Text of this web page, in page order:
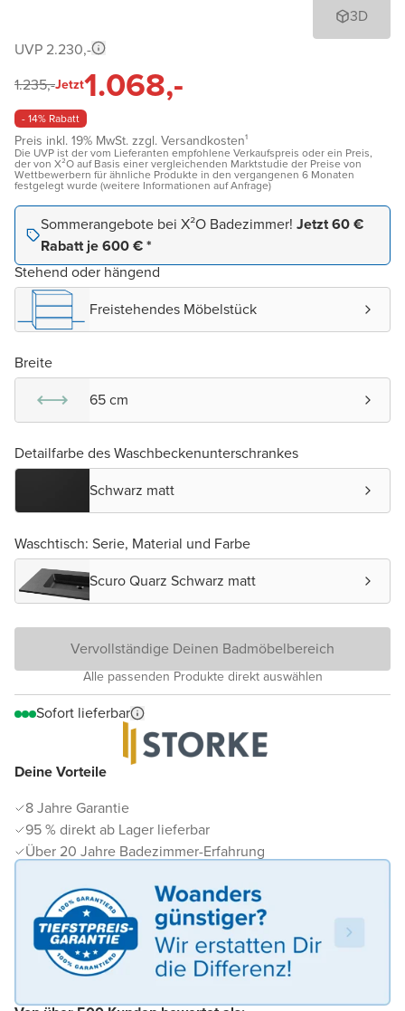
3D
Deine Vorteile
8 Jahre Garantie
95 % direkt ab Lager lieferbar
Über 20 Jahre Badezimmer-Erfahrung
UVP 2.230,-
1.235,-Jetzt1.068,-
- 14% Rabatt
Preis inkl. 19% MwSt. zzgl. Versandkosten¹
Die UVP ist der vom Lieferanten empfohlene Verkaufspreis oder ein Preis,
der von X²O auf Basis einer vergleichenden Marktstudie der Preise von
Wettbewerbern für ähnliche Produkte in den vergangenen 6 Monaten
festgelegt wurde (weitere Informationen auf Anfrage)
Sommerangebote bei X²O Badezimmer! Jetzt 60 €
Rabatt je 600 € *
Stehend oder hängend
Freistehendes Möbelstück
Breite
65 cm
Detailfarbe des Waschbeckenunterschrankes
Schwarz matt
Waschtisch: Serie, Material und Farbe
Scuro Quarz Schwarz matt
Vervollständige Deinen Badmöbelbereich
Alle passenden Produkte direkt auswählen
Sofort lieferbar